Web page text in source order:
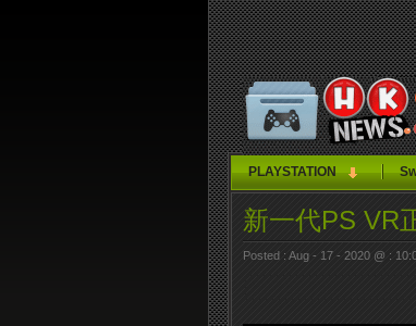
PLAYSTATION
新一代PS VR
Posted : Aug - 17 - 2020 @ :